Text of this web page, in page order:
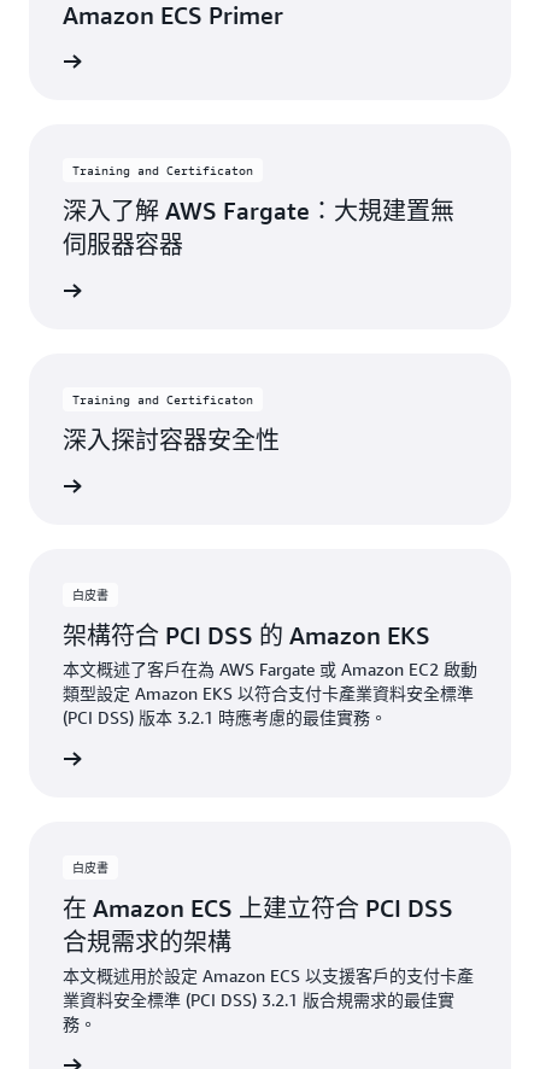
Amazon ECS Primer
Training and Certificaton
深入了解 AWS Fargate：大規建置無
伺服器容器
Training and Certificaton
深入探討容器安全性
白皮書
架構符合 PCI DSS 的 Amazon EKS
本文概述了客戶在為 AWS Fargate 或 Amazon EC2 啟動
類型設定 Amazon EKS 以符合支付卡產業資料安全標準
(PCI DSS) 版本 3.2.1 時應考慮的最佳實務。
白皮書
在 Amazon ECS 上建立符合 PCI DSS
合規需求的架構
本文概述用於設定 Amazon ECS 以支援客戶的支付卡產
業資料安全標準 (PCI DSS) 3.2.1 版合規需求的最佳實
務。